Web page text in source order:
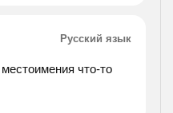
Русский язык
что-то